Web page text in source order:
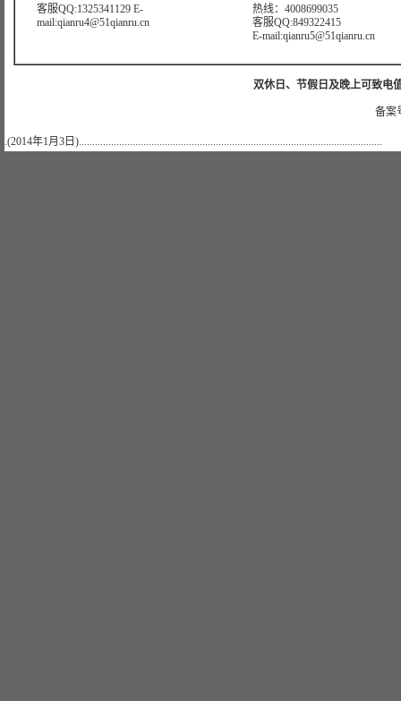
客服QQ:1325341129 E-
mail:qianru4@51qianru.cn
热线：4008699035
客服QQ:849322415
E-mail:qianru5@51qianru.cn
双休日、节假日及晚上可致电
备案
.(2014年1月3日).................................................................................................................